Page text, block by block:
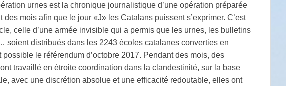
urnes est la chronique journalistique d’une opération préparée
mois afin que le jour «J» les Catalans puissent s’exprimer. C’est
celle d’une armée invisible qui a permis que les urnes, les bulletins
soient distribués dans les 2243 écoles catalanes converties en
possible le référendum d’octobre 2017. Pendant des mois, des
travaillé en étroite coordination dans la clandestinité, sur la base
avec une discrétion absolue et une efficacité redoutable, elles ont